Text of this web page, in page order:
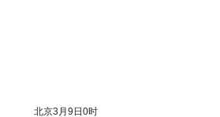
北京3月9日0时